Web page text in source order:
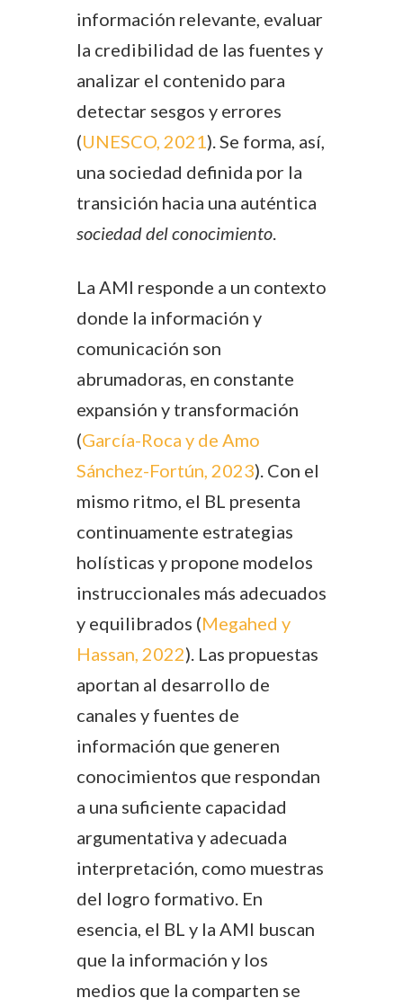
información relevante, evaluar
la credibilidad de las fuentes y
analizar el contenido para
detectar sesgos y errores
(UNESCO, 2021). Se forma, así,
una sociedad definida por la
transición hacia una auténtica
sociedad del conocimiento.
La AMI responde a un contexto
donde la información y
comunicación son
abrumadoras, en constante
expansión y transformación
(García-Roca y de Amo
Sánchez-Fortún, 2023). Con el
mismo ritmo, el BL presenta
continuamente estrategias
holísticas y propone modelos
instruccionales más adecuados
y equilibrados (Megahed y
Hassan, 2022). Las propuestas
aportan al desarrollo de
canales y fuentes de
información que generen
conocimientos que respondan
a una suficiente capacidad
argumentativa y adecuada
interpretación, como muestras
del logro formativo. En
esencia, el BL y la AMI buscan
que la información y los
medios que la comparten se